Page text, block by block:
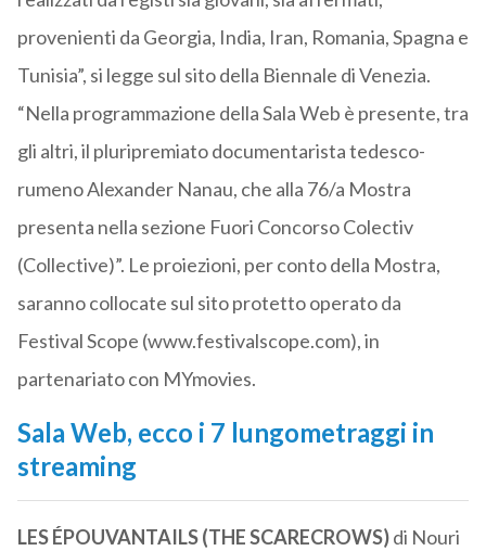
provenienti da Georgia, India, Iran, Romania, Spagna e
Tunisia”, si legge sul sito della Biennale di Venezia.
“Nella programmazione della Sala Web è presente, tra
gli altri, il pluripremiato documentarista tedesco-
rumeno Alexander Nanau, che alla 76/a Mostra
presenta nella sezione Fuori Concorso Colectiv
(Collective)”. Le proiezioni, per conto della Mostra,
saranno collocate sul sito protetto operato da
Festival Scope (www.festivalscope.com), in
partenariato con MYmovies.
Sala Web, ecco i 7 lungometraggi in
streaming
LES ÉPOUVANTAILS (THE SCARECROWS)di Nouri